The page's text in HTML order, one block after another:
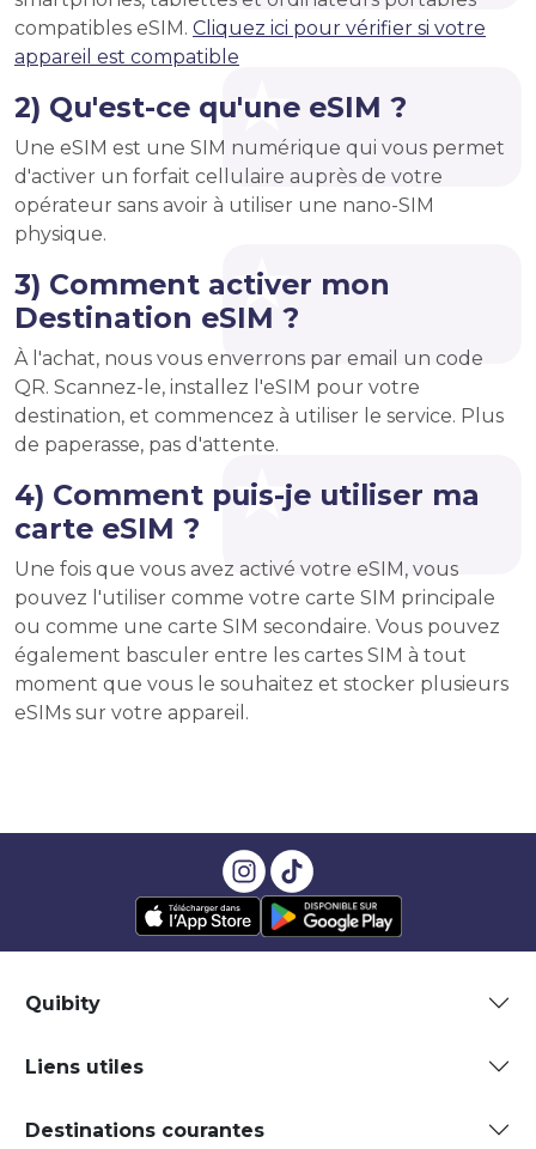
compatibles eSIM. Cliquez ici pour vérifier si votre
appareil est compatible
2) Qu'est-ce qu'une eSIM ?
Une eSIM est une SIM numérique qui vous permet
d'activer un forfait cellulaire auprès de votre
opérateur sans avoir à utiliser une nano-SIM
physique.
3) Comment activer mon
Destination eSIM ?
À l'achat, nous vous enverrons par email un code
QR. Scannez-le, installez l'eSIM pour votre
destination, et commencez à utiliser le service. Plus
de paperasse, pas d'attente.
4) Comment puis-je utiliser ma
carte eSIM ?
Une fois que vous avez activé votre eSIM, vous
pouvez l'utiliser comme votre carte SIM principale
ou comme une carte SIM secondaire. Vous pouvez
également basculer entre les cartes SIM à tout
moment que vous le souhaitez et stocker plusieurs
eSIMs sur votre appareil.
Quibity
Liens utiles
Destinations courantes